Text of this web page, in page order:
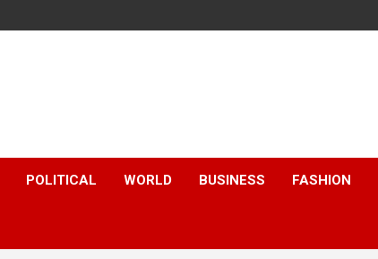
POLITICAL WORLD BUSINESS FASHION